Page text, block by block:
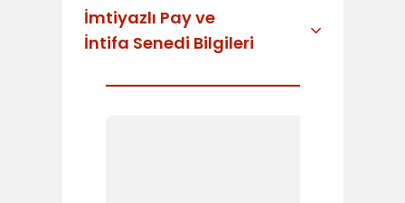
İmtiyazlı Pay ve
İntifa Senedi Bilgileri